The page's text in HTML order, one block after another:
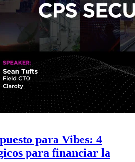
para Vibes: 4
para financiar la